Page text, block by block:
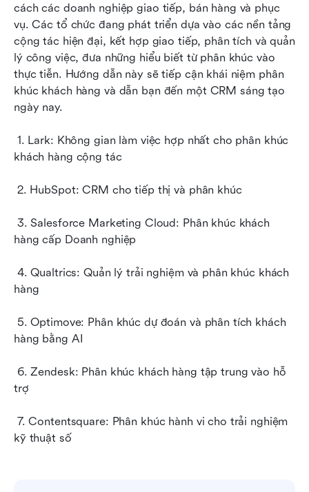
cách các doanh nghiệp giao tiếp, bán hàng và phục
vụ. Các tổ chức đang phát triển dựa vào các nền tảng
cộng tác hiện đại, kết hợp giao tiếp, phân tích và quản
lý công việc, đưa những hiểu biết từ phân khúc vào
thực tiễn. Hướng dẫn này sẽ tiếp cận khái niệm phân
khúc khách hàng và dẫn bạn đến một CRM sáng tạo
ngày nay.
khách hàng cộng tác
2. HubSpot: CRM cho tiếp thị và phân khúc
hàng cấp Doanh nghiệp
hàng
hàng bằng AI
trợ
kỹ thuật số
Tại sao phân khúc khách hàng lại cần thiết cho
sự phát triển của doanh nghiệp
Kết luận
Câu hỏi thường gặp
Đọc liên quan